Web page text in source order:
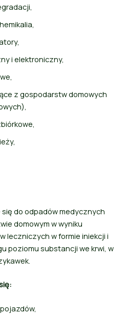
i elektroniczny,
z gospodarstw domowych
do odpadów medycznych
domowym w wyniku
leczniczych w formie iniekcji i
poziomu substancji we krwi, w